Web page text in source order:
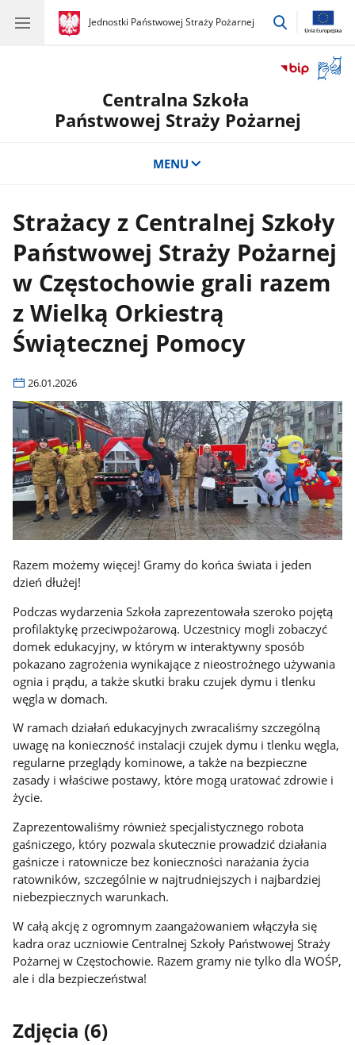
gov.pl
Jednostki Państwowej Straży Pożarnej
gov.pl
Jednostki
przejdź
okno
Centralna Szkoła
Państwowej Straży Pożarnej
MENU
Strażacy z Centralnej Szkoły
Państwowej Straży Pożarnej
w Częstochowie grali razem
z Wielką Orkiestrą
Świątecznej Pomocy
26.01.2026
Razem możemy więcej! Gramy do końca świata i jeden
dzień dłużej!
Podczas wydarzenia Szkoła zaprezentowała szeroko pojętą
profilaktykę przeciwpożarową. Uczestnicy mogli zobaczyć
domek edukacyjny, w którym w interaktywny sposób
pokazano zagrożenia wynikające z nieostrożnego używania
ognia i prądu, a także skutki braku czujek dymu i tlenku
węgla w domach.
W ramach działań edukacyjnych zwracaliśmy szczególną
uwagę na konieczność instalacji czujek dymu i tlenku węgla,
regularne przeglądy kominowe, a także na bezpieczne
zasady i właściwe postawy, które mogą uratować zdrowie i
życie.
Zaprezentowaliśmy również specjalistycznego robota
gaśniczego, który pozwala skutecznie prowadzić działania
gaśnicze i ratownicze bez konieczności narażania życia
ratowników, szczególnie w najtrudniejszych i najbardziej
niebezpiecznych warunkach.
W całą akcję z ogromnym zaangażowaniem włączyła się
kadra oraz uczniowie Centralnej Szkoły Państwowej Straży
Pożarnej w Częstochowie. Razem gramy nie tylko dla WOŚP,
ale i dla bezpieczeństwa!
Zdjęcia (6)